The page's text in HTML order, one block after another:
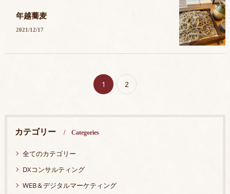
年越蕎麦
2021/12/17
1 2
カテゴリー Categories
全てのカテゴリー
DXコンサルティング
WEB＆デジタルマーケティング